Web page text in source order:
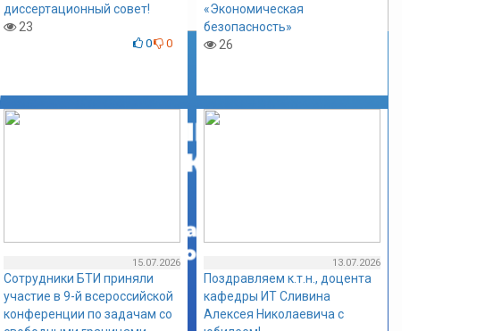
диссертационный совет!
23
«Экономическая
безопасность»
0 0 26
15.07.2026
Сотрудники БТИ приняли
участие в 9-й всероссийской
конференции по задачам со
13.07.2026
Поздравляем к.т.н., доцента
кафедры ИТ Сливина
Алексея Николаевича с